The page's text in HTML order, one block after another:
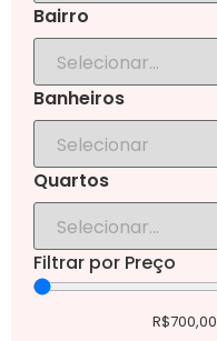
Bairro
Banheiros
Quartos
Filtrar por Preço
R$700,00